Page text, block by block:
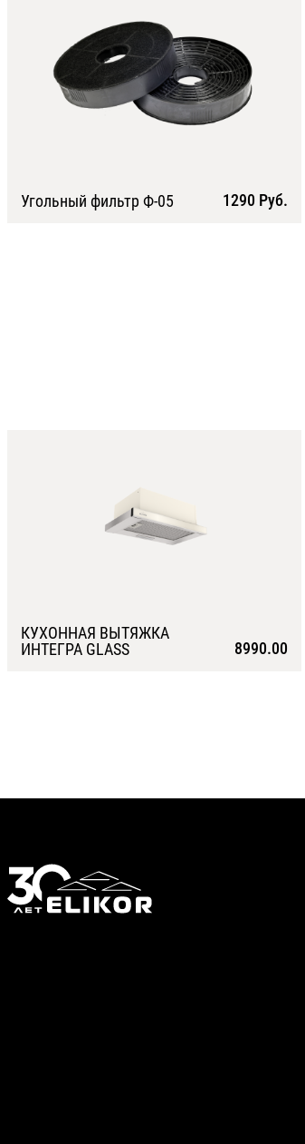
Угольный фильтр Ф-05 1290 Руб.
КУХОННАЯ ВЫТЯЖКА
ИНТЕГРА GLASS
8990.00